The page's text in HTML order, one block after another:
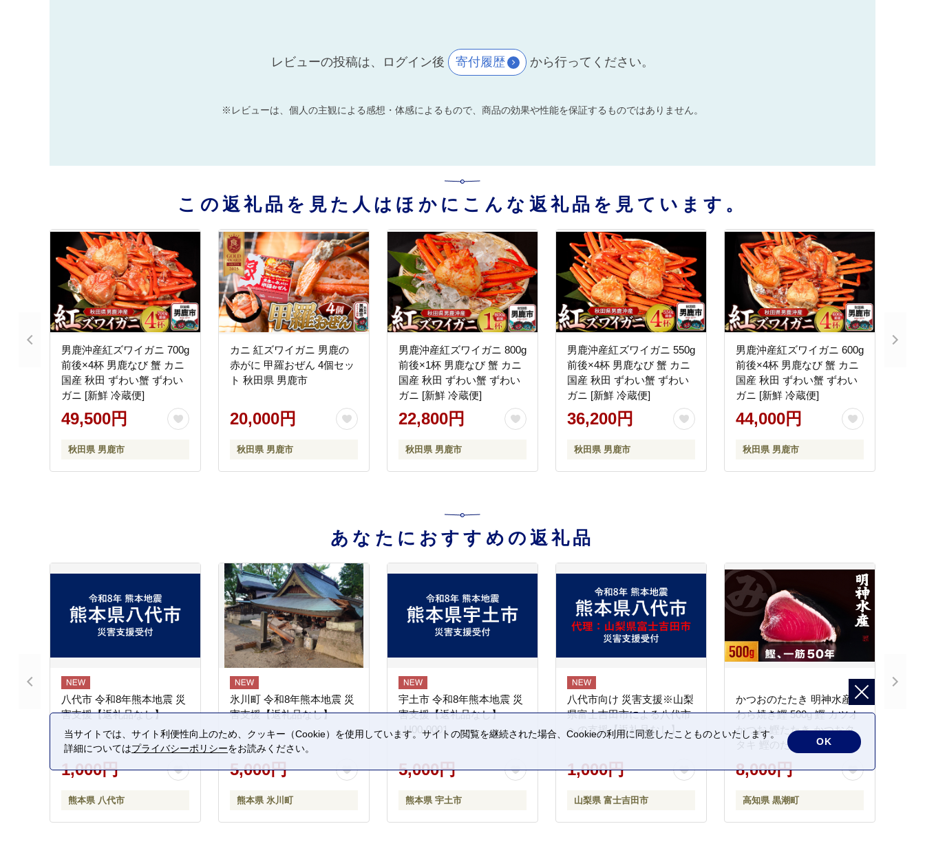
レビューの投稿は、ログイン後 寄付履歴 から行ってください。
※レビューは、個人の主観による感想・体感によるもので、商品の効果や性能を保証するものではありません。
この返礼品を見た人はほかにこんな返礼品を見ています。
男鹿沖産紅ズワイガニ 700g
前後×4杯 男鹿なび 蟹 カニ
国産 秋田 ずわい蟹 ずわい
ガニ [新鮮 冷蔵便]
49,500円
秋田県 男鹿市
カニ 紅ズワイガニ 男鹿の
赤がに 甲羅おぜん 4個セッ
ト 秋田県 男鹿市
20,000円
秋田県 男鹿市
男鹿沖産紅ズワイガニ 800g
前後×1杯 男鹿なび 蟹 カニ
国産 秋田 ずわい蟹 ずわい
ガニ [新鮮 冷蔵便]
22,800円
秋田県 男鹿市
男鹿沖産紅ズワイガニ 550g
前後×4杯 男鹿なび 蟹 カニ
国産 秋田 ずわい蟹 ずわい
ガニ [新鮮 冷蔵便]
36,200円
秋田県 男鹿市
男鹿沖産紅ズワイガニ 600g
前後×4杯 男鹿なび 蟹 カニ
国産 秋田 ずわい蟹 ずわい
ガニ [新鮮 冷蔵便]
44,000円
秋田県 男鹿市
あなたにおすすめの返礼品
八代市 令和8年熊本地震 災
害支援【返礼品なし】
1,000円
熊本県 八代市
氷川町 令和8年熊本地震 災
害支援【返礼品なし】
5,000円
熊本県 氷川町
宇土市 令和8年熊本地震 災
害支援【返礼品なし】
_U00-0001
5,000円
熊本県 宇土市
八代市向け 災害支援※山梨
県富士吉田市による八代市
への支援【返礼品なし】
1,000円
山梨県 富士吉田市
かつおのたたき 明神水産
わら焼き鰹 500g 鰹 カツオ
かつお 鰹たたき かつおタ
タキ 鰹のたたき かつおの
タタキ 藁焼き わら焼き 魚
さかな 海鮮 刺身 お刺身 冷
ご当地 本場 高知 黒潮町 ギ
フト 贈答品 人気 返礼品 ふ
8,000円
高知県 黒潮町
当サイトでは、サイト利便性向上のため、クッキー（Cookie）を使用しています。サイトの閲覧を継続された場合、Cookieの利用に同意したことものといたします。
詳細についてはプライバシーポリシーをお読みください。
OK